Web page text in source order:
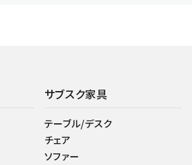
サブスク家具
テーブル/デスク
チェア
ソファー